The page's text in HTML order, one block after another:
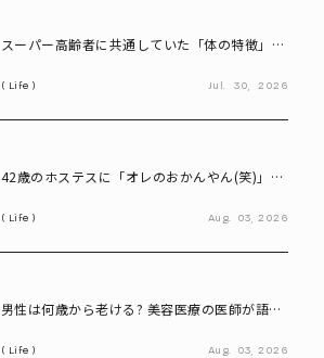
スーパー高齢者に共通していた「体の特徴」と
Life Jul. 30, 2026
42歳のホステスに「オレのおかんやん(笑)」と
Life Aug. 03, 2026
男性は何歳から老ける? 美容医療の医師が語る
Life Aug. 03, 2026